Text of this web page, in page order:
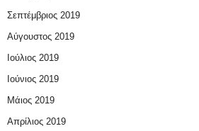
Σεπτέμβριος 2019
Αύγουστος 2019
Ιούλιος 2019
Ιούνιος 2019
Μάιος 2019
Απρίλιος 2019